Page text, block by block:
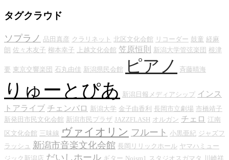
タグクラウド
ソプラノ 品田真彦 クラリネット 北区文化会館 リコーダー 鼓童 経麻
朗 佐々木友子 柳本幸子 上越文化会館 笠原恒則 新潟大学管弦楽団 根津
要 東京交響楽団 石丸由佳 新潟県民会館 ピアノ 斉藤晴海
りゅーとぴあ 新潟日報メディアシップ インス
トアライブ チェンバロ 新潟大学 金子由香利 長岡市立劇場 市橋靖子
新発田市民文化会館 新潟市民プラザ JAZZFLASH オルガン チェロ 江南
区文化会館 三味線 ヴァイオリン フルート 小黒亜紀 ジャズフ
ラッシュ 新潟市音楽文化会館 長岡リリックホール ヤマハミュー
ジック新潟店 だいしホール ギター Noism1 スタジオスガマタ
川崎祥